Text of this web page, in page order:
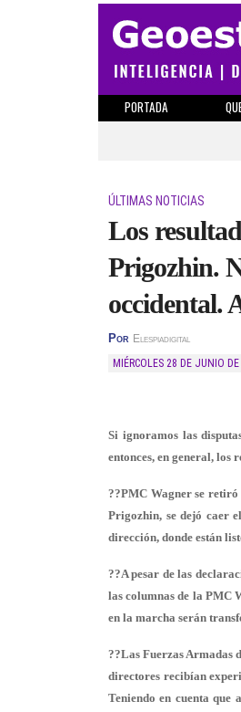
PORTADA
ÚLTIMAS NOTICIAS
Los
Prigozhin.
occidental.
Por Elespiadigital
MIÉRCOLES 28 DE JUNIO
Si ignoramos las
entonces, en general, los
??PMC Wagner se
Prigozhin, se dejó caer
dirección, donde están
??A pesar de las
las columnas de la PMC
en la marcha serán
??Las Fuerzas Armadas
directores recibían
Teniendo en cuenta que